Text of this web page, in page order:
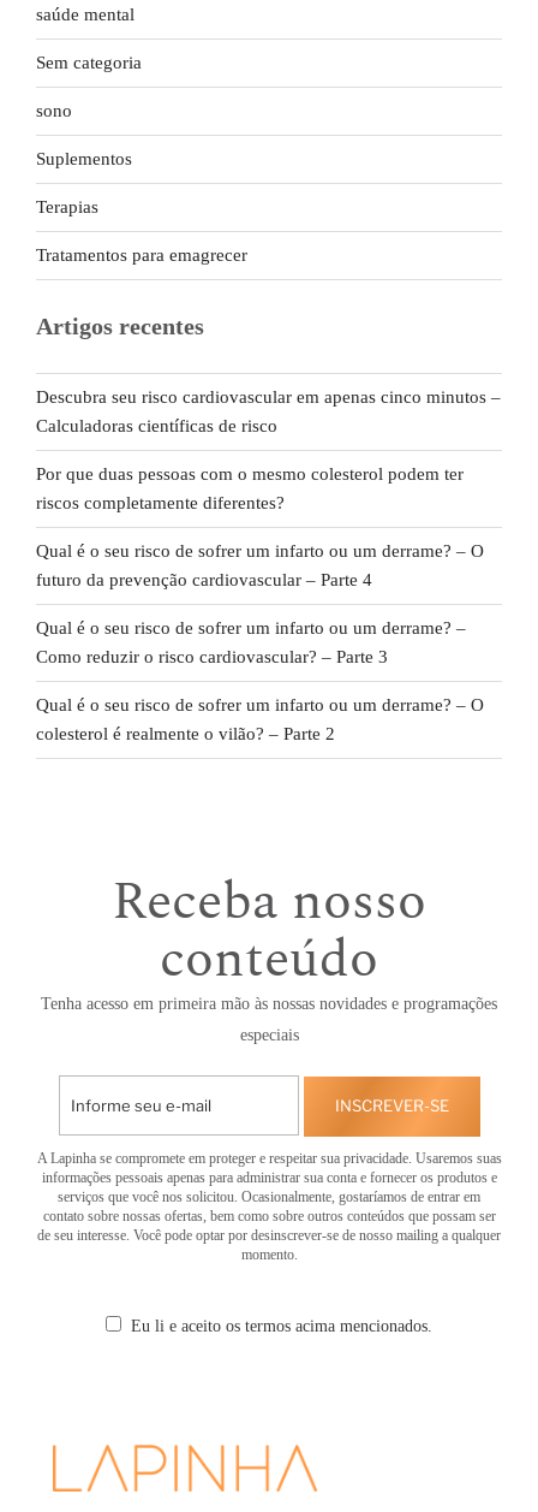
saúde mental
Sem categoria
sono
Suplementos
Terapias
Tratamentos para emagrecer
Artigos recentes
Descubra seu risco cardiovascular em apenas cinco minutos –
Calculadoras científicas de risco
Por que duas pessoas com o mesmo colesterol podem ter
riscos completamente diferentes?
Qual é o seu risco de sofrer um infarto ou um derrame? – O
futuro da prevenção cardiovascular – Parte 4
Qual é o seu risco de sofrer um infarto ou um derrame? –
Como reduzir o risco cardiovascular? – Parte 3
Qual é o seu risco de sofrer um infarto ou um derrame? – O
colesterol é realmente o vilão? – Parte 2
Receba nosso
conteúdo
Tenha acesso em primeira mão às nossas novidades e programações
especiais
INSCREVER-SE
A Lapinha se compromete em proteger e respeitar sua privacidade. Usaremos suas
informações pessoais apenas para administrar sua conta e fornecer os produtos e
serviços que você nos solicitou. Ocasionalmente, gostaríamos de entrar em
contato sobre nossas ofertas, bem como sobre outros conteúdos que possam ser
de seu interesse. Você pode optar por desinscrever-se de nosso mailing a qualquer
momento.
Eu li e aceito os termos acima mencionados.